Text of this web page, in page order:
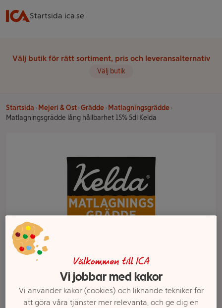
Startsida ica.se
Välj butik för rätt sortiment, pris och leveransalternativ
Välj butik
Startsida Mejeri & Ost Grädde
Matlagningsgrädde
Matlagningsgrädde lång hållbarhet 15% 5dl Kelda
Välkommen till ICA
Vi jobbar med kakor
Vi använder kakor (cookies) och liknande tekniker för
att göra våra tjänster mer relevanta, och ge dig en